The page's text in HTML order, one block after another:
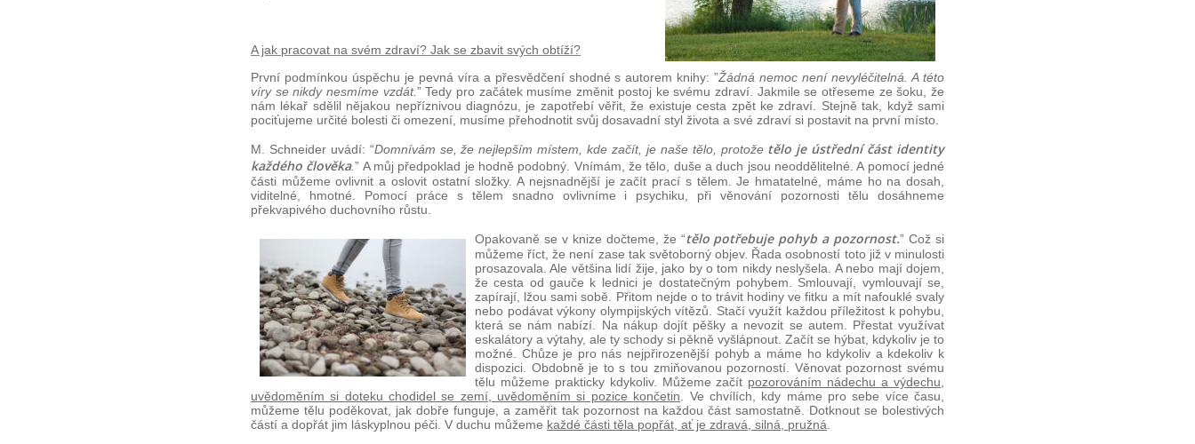
A jak pracovat na svém zdraví? Jak se zbavit svých obtíží?
První podmínkou úspěchu je pevná víra a přesvědčení shodné s autorem knihy: ”Žádná nemoc není nevyléčitelná. A této
víry se nikdy nesmíme vzdát.” Tedy pro začátek musíme změnit postoj ke svému zdraví. Jakmile se otřeseme ze šoku, že
nám lékař sdělil nějakou nepříznivou diagnózu, je zapotřebí věřit, že existuje cesta zpět ke zdraví. Stejně tak, když sami
pociťujeme určité bolesti či omezení, musíme přehodnotit svůj dosavadní styl života a své zdraví si postavit na první místo.
M. Schneider uvádí: “Domnívám se, že nejlepším místem, kde začít, je naše tělo, protože tělo je ústřední část identity
každého člověka.” A můj předpoklad je hodně podobný. Vnímám, že tělo, duše a duch jsou neoddělitelné. A pomocí jedné
části můžeme ovlivnit a oslovit ostatní složky. A nejsnadnější je začít prací s tělem. Je hmatatelné, máme ho na dosah,
viditelné, hmotné. Pomocí práce s tělem snadno ovlivníme i psychiku, při věnování pozornosti tělu dosáhneme
překvapivého duchovního růstu.
Opakovaně se v knize dočteme, že “tělo potřebuje pohyb a pozornost.” Což si
můžeme říct, že není zase tak světoborný objev. Řada osobností toto již v minulosti
prosazovala. Ale většina lidí žije, jako by o tom nikdy neslyšela. A nebo mají dojem,
že cesta od gauče k lednici je dostatečným pohybem. Smlouvají, vymlouvají se,
zapírají, lžou sami sobě. Přitom nejde o to trávit hodiny ve fitku a mít nafouklé svaly
nebo podávat výkony olympijských vítězů. Stačí využít každou příležitost k pohybu,
která se nám nabízí. Na nákup dojít pěšky a nevozit se autem. Přestat využívat
eskalátory a výtahy, ale ty schody si pěkně vyšlápnout. Začít se hýbat, kdykoliv je to
možné. Chůze je pro nás nejpřirozenější pohyb a máme ho kdykoliv a kdekoliv k
dispozici. Obdobně je to s tou zmiňovanou pozorností. Věnovat pozornost svému
tělu můžeme prakticky kdykoliv. Můžeme začít pozorováním nádechu a výdechu,
uvědoměním si doteku chodidel se zemí, uvědoměním si pozice končetin . Ve chvílích, kdy máme pro sebe více času,
můžeme tělu poděkovat, jak dobře funguje, a zaměřit tak pozornost na každou část samostatně. Dotknout se bolestivých
částí a dopřát jim láskyplnou péči. V duchu můžeme každé části těla popřát, ať je zdravá, silná, pružná